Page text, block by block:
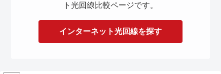
ト光回線比較ページです。
インターネット光回線を探す